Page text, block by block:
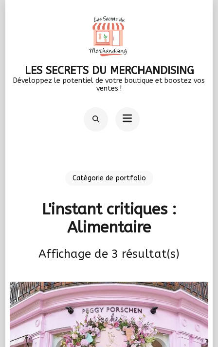
Entrée)LES SECRETS DU MERCHANDISING
Développez le potentiel de votre boutique et boostez vos
ventes !
Catégorie de portfolio
L'instant critiques :
Alimentaire
Affichage de 3 résultat(s)